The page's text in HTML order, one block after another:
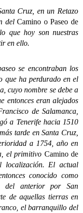
Cruz, en un Retazo
delCamino o Paseo de
que hoy son nuestras
en ello.
se encontraban los
que ha perdurado en el
cuyo nombre se debe a
entonces eran alejados
de Salamanca,
a Tenerife hacia 1510
tarde en Santa Cruz,
a 1754, año en
el primitivo Camino de
localización. El actual
conocido como
del anterior por San
de aquellas tierras en
el barranquillo del